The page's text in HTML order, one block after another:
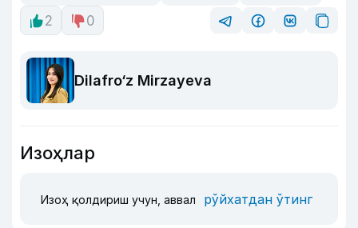
2
0
Dilafro‘z Mirzayeva
Изоҳлар
Изоҳ қолдириш учун, аввал рўйхатдан ўтинг